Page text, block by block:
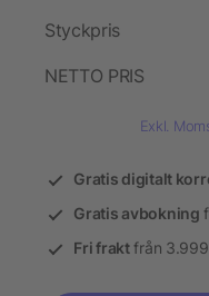
Styckpris
NETTO PRIS
Exkl.
Gratis digitalt
Gratis avbokning
Fri fraktfrån